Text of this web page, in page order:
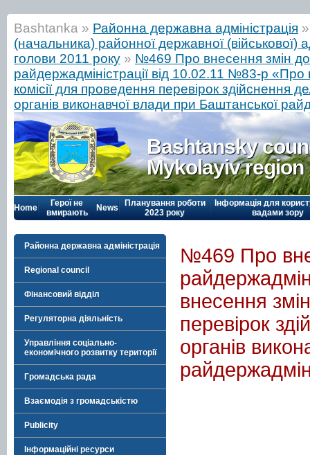
Bashtanka » Районна державна адміністрація
(начальника) районної державної (військової)
голови 2011 року » №469 Про внесення змін
райдержадміністрації від 10.02.11 №83-р «Про
комісії для проведення перевірок здійснення
органів виконавчої влади при Баштанської
Bashtansky
Mykolayiv region
Home
Герої не
вмирають
News
Планування роботи
2023 року
Інформація для
вадами зору
Районна державна адміністрація
Regional council
Фінансовий відділ
Регуляторна діяльність
Управління соціально-
економічного розвитку території
Громадська рада
Взаємодія з громадськістю
Publicity
Інформаційні ресурси
№469 Про
внесення
перевірок
органів